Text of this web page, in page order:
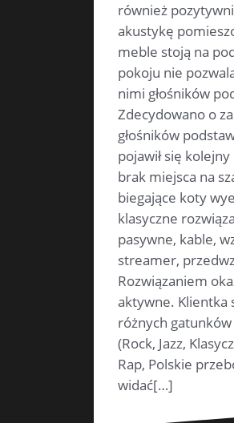
również
akustykę
meble stoją na
pokoju nie
nimi głośników
Zdecydowano o
głośników
pojawił się
brak miejsca na
biegające koty
klasyczne
pasywne, kable,
streamer,
Rozwiązaniem
aktywne. Klientka
różnych
(Rock, Jazz,
Rap, Polskie
widać[…]